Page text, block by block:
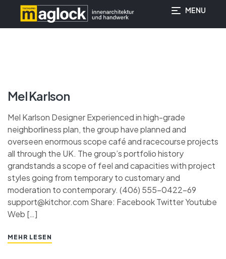
springen
MENU
Mel Karlson
Mel Karlson Designer Experienced in high-grade
neighborliness plan, the group have planned and
overseen enormous scope café and racecourse projects
all through the UK. The group’s portfolio history
grandstands a scope of feel and capacities with project
styles going from temporary to customary and
moderation to contemporary. (406) 555-0422-69
support@kitchor.com Share: Facebook Twitter Youtube
Web […]
MEHR LESEN